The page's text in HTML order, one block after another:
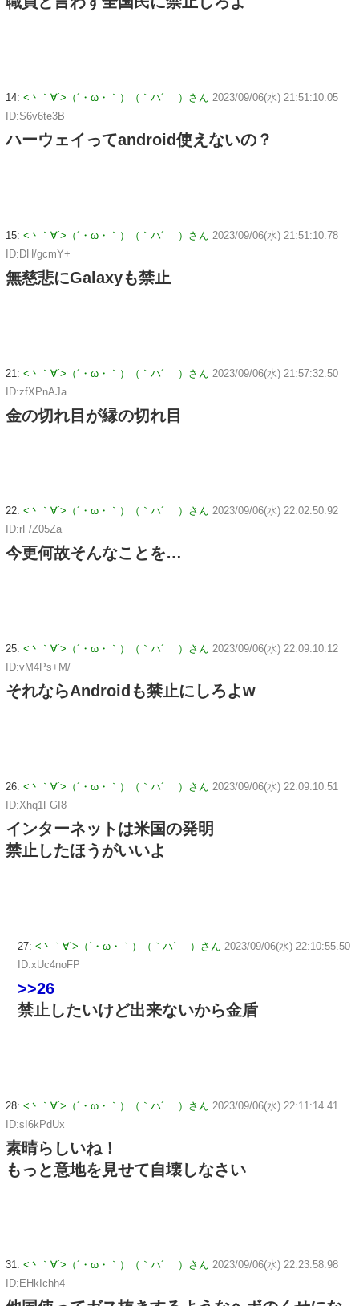
14: <丶｀∀´>（´・ω・｀）（｀ハ´ ）さん 2023/09/06(水) 21:51:10.05
ID:S6v6te3B
ハーウェイってandroid使えないの？
15: <丶｀∀´>（´・ω・｀）（｀ハ´ ）さん 2023/09/06(水) 21:51:10.78
ID:DH/gcmY+
無慈悲にGalaxyも禁止
21: <丶｀∀´>（´・ω・｀）（｀ハ´ ）さん 2023/09/06(水) 21:57:32.50
ID:zfXPnAJa
金の切れ目が縁の切れ目
22: <丶｀∀´>（´・ω・｀）（｀ハ´ ）さん 2023/09/06(水) 22:02:50.92
ID:rF/Z05Za
今更何故そんなことを…
25: <丶｀∀´>（´・ω・｀）（｀ハ´ ）さん 2023/09/06(水) 22:09:10.12
ID:vM4Ps+M/
それならAndroidも禁止にしろよw
26: <丶｀∀´>（´・ω・｀）（｀ハ´ ）さん 2023/09/06(水) 22:09:10.51
ID:Xhq1FGI8
インターネットは米国の発明
禁止したほうがいいよ
27: <丶｀∀´>（´・ω・｀）（｀ハ´ ）さん 2023/09/06(水) 22:10:55.50
ID:xUc4noFP
>>26
禁止したいけど出来ないから金盾
28: <丶｀∀´>（´・ω・｀）（｀ハ´ ）さん 2023/09/06(水) 22:11:14.41
ID:sI6kPdUx
素晴らしいね！
もっと意地を見せて自壊しなさい
31: <丶｀∀´>（´・ω・｀）（｀ハ´ ）さん 2023/09/06(水) 22:23:58.98
ID:EHkIchh4